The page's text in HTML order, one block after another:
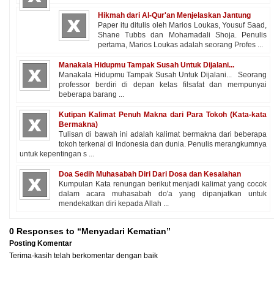
Hikmah dari Al-Qur'an Menjelaskan Jantung
Paper itu ditulis oleh Marios Loukas, Yousuf Saad,
Shane Tubbs dan Mohamadali Shoja. Penulis
pertama, Marios Loukas adalah seorang Profes ...
Manakala Hidupmu Tampak Susah Untuk Dijalani...
Manakala Hidupmu Tampak Susah Untuk Dijalani... Seorang
professor berdiri di depan kelas filsafat dan mempunyai
beberapa barang ...
Kutipan Kalimat Penuh Makna dari Para Tokoh (Kata-kata
Bermakna)
Tulisan di bawah ini adalah kalimat bermakna dari beberapa
tokoh terkenal di Indonesia dan dunia. Penulis merangkumnya
untuk kepentingan s ...
Doa Sedih Muhasabah Diri Dari Dosa dan Kesalahan
Kumpulan Kata renungan berikut menjadi kalimat yang cocok
dalam acara muhasabah do'a yang dipanjatkan untuk
mendekatkan diri kepada Allah ...
0 Responses to “Menyadari Kematian”
Posting Komentar
Terima-kasih telah berkomentar dengan baik